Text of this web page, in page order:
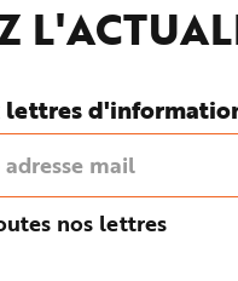
lettres
nos lettres